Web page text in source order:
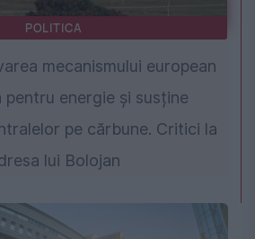
POLITICA
mecanismului european
pentru energie și susține
pe cărbune. Critici la
lui Bolojan